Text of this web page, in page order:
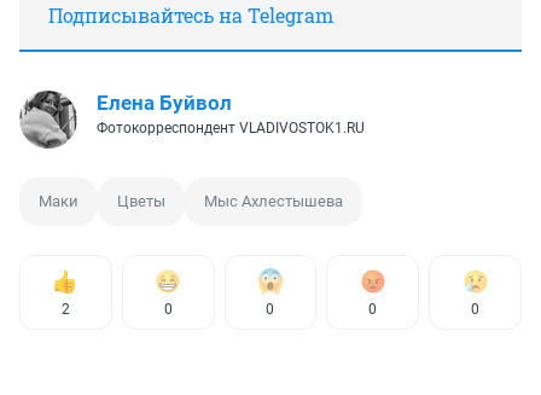
Подписывайтесь на Telegram
Елена Буйвол
Фотокорреспондент VLADIVOSTOK1.RU
Маки Цветы Мыс Ахлестышева
2 0 0 0 0